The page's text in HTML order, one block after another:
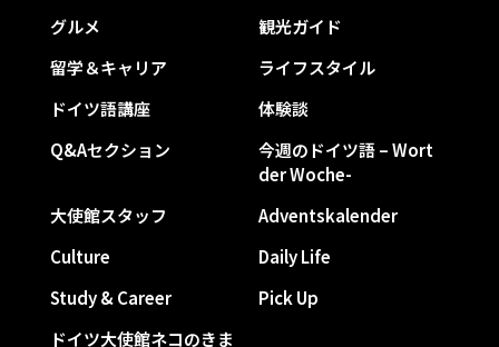
グルメ
観光ガイド
留学＆キャリア
ライフスタイル
ドイツ語講座
体験談
Q&Aセクション
今週のドイツ語 – Wort
der Woche-
大使館スタッフ
Adventskalender
Culture
Daily Life
Study & Career
Pick Up
ドイツ大使館ネコのきま